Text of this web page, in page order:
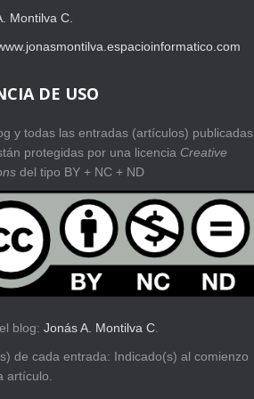
Montilva C.
DE USO
y todas las entradas (artículos) publicadas
protegidas por una licencia Creative
del tipo BY + NC + ND
blog: Jonás A. Montilva C
de cada entrada: Indicado(s) al comienzo
artículo.